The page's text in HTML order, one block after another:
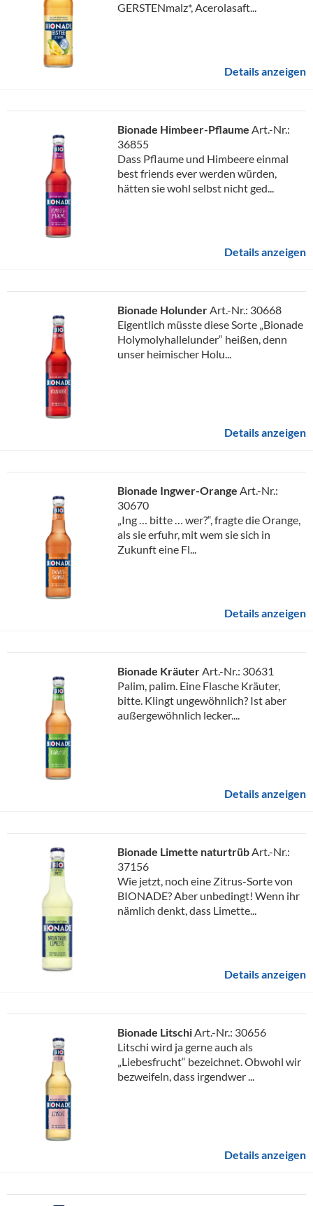
GERSTENmalz*, Acerolasaft...
Details anzeigen
Bionade Himbeer-Pflaume Art.-Nr.:
36855
Dass Pflaume und Himbeere einmal
best friends ever werden würden,
hätten sie wohl selbst nicht ged...
Details anzeigen
Bionade HolunderArt.-Nr.: 30668
Eigentlich müsste diese Sorte „Bionade
Holymolyhallelunder“ heißen, denn
unser heimischer Holu...
Details anzeigen
Bionade Ingwer-Orange Art.-Nr.:
30670
„Ing … bitte … wer?“, fragte die Orange,
als sie erfuhr, mit wem sie sich in
Zukunft eine Fl...
Details anzeigen
Bionade KräuterArt.-Nr.: 30631
Palim, palim. Eine Flasche Kräuter,
bitte. Klingt ungewöhnlich? Ist aber
außergewöhnlich lecker....
Details anzeigen
Bionade Limette naturtrübArt.-Nr.:
37156
Wie jetzt, noch eine Zitrus-Sorte von
BIONADE? Aber unbedingt! Wenn ihr
nämlich denkt, dass Limette...
Details anzeigen
Bionade LitschiArt.-Nr.: 30656
Litschi wird ja gerne auch als
„Liebesfrucht“ bezeichnet. Obwohl wir
bezweifeln, dass irgendwer ...
Details anzeigen